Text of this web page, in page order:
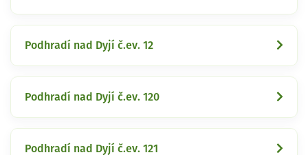
Podhradí nad Dyjí č.ev. 12
Podhradí nad Dyjí č.ev. 120
Podhradí nad Dyjí č.ev. 121